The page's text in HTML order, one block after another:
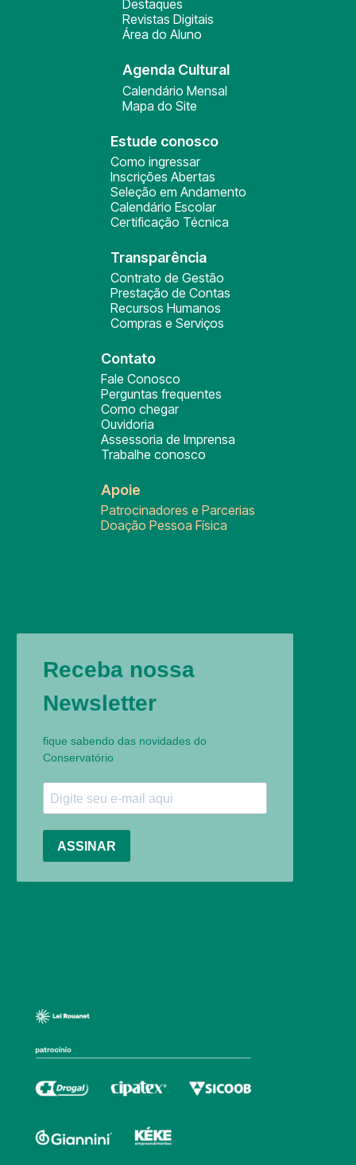
Destaques
Revistas Digitais
Área do Aluno
Agenda Cultural
Calendário Mensal
Mapa do Site
Estude conosco
Como ingressar
Inscrições Abertas
Seleção em Andamento
Calendário Escolar
Certificação Técnica
Transparência
Contrato de Gestão
Prestação de Contas
Recursos Humanos
Compras e Serviços
Contato
Fale Conosco
Perguntas frequentes
Como chegar
Ouvidoria
Assessoria de Imprensa
Trabalhe conosco
Apoie
Patrocinadores e Parcerias
Doação Pessoa Física